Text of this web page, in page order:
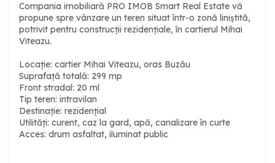
Compania imobiliară PRO IMOB Smart Real Estate vă
propune spre vânzare un teren situat într-o zonă liniștită,
potrivit pentru construcții rezidențiale, în cartierul Mihai
Viteazu.
Locație: cartier Mihai Viteazu, oras Buzău
Suprafață totală: 299 mp
Front stradal: 20 ml
Tip teren: intravilan
Destinație: rezidențial
Utilități: curent, caz la gard, apă, canalizare în curte
Acces: drum asfaltat, iluminat public